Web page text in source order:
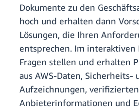
Dokumente zu den
hoch und erhalten dann
Lösungen, die Ihren
entsprechen. Im interaktiven
Fragen stellen und erhalten
aus AWS-Daten, Sicherheits-
Aufzeichnungen, verifizierten
Anbieterinformationen und